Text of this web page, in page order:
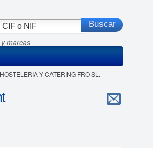
marcas
Y CATERING FRO SL.